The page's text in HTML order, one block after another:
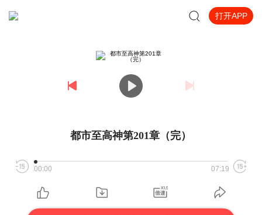
打开APP
都市至高神第201章（完）
00:00 07:19